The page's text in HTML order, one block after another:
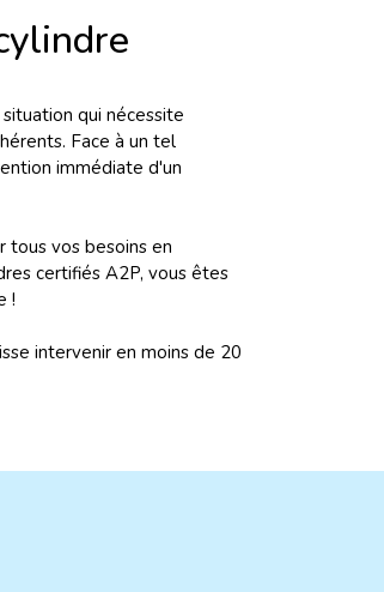
qui nécessite
Face à un tel
immédiate d'un
tous vos besoins en
certifiés A2P, vous êtes
!
intervenir en moins de 20